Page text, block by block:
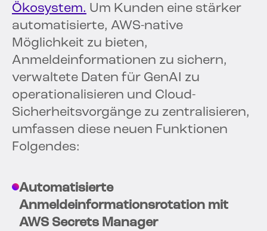
Ökosystem. Um Kunden eine stärker
automatisierte, AWS-native
Möglichkeit zu bieten,
Anmeldeinformationen zu sichern,
verwaltete Daten für GenAI zu
operationalisieren und Cloud-
Sicherheitsvorgänge zu zentralisieren,
umfassen diese neuen Funktionen
Folgendes:
Automatisierte
Anmeldeinformationsrotation mit
AWS Secrets Manager